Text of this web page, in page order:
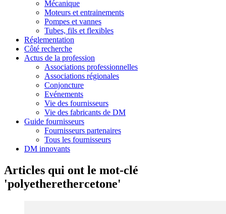
Mécanique
Moteurs et entrainements
Pompes et vannes
Tubes, fils et flexibles
Réglementation
Côté recherche
Actus de la profession
Associations professionnelles
Associations régionales
Conjoncture
Evénements
Vie des fournisseurs
Vie des fabricants de DM
Guide fournisseurs
Fournisseurs partenaires
Tous les fournisseurs
DM innovants
Articles qui ont le mot-clé
'polyetherethercetone'